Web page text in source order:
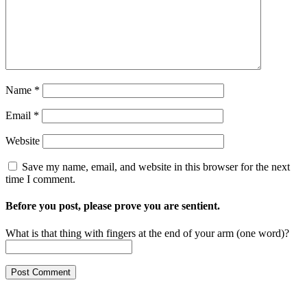
Name *
Email *
Website
Save my name, email, and website in this browser for the next
time I comment.
Before you post, please prove you are sentient.
What is that thing with fingers at the end of your arm (one word)?